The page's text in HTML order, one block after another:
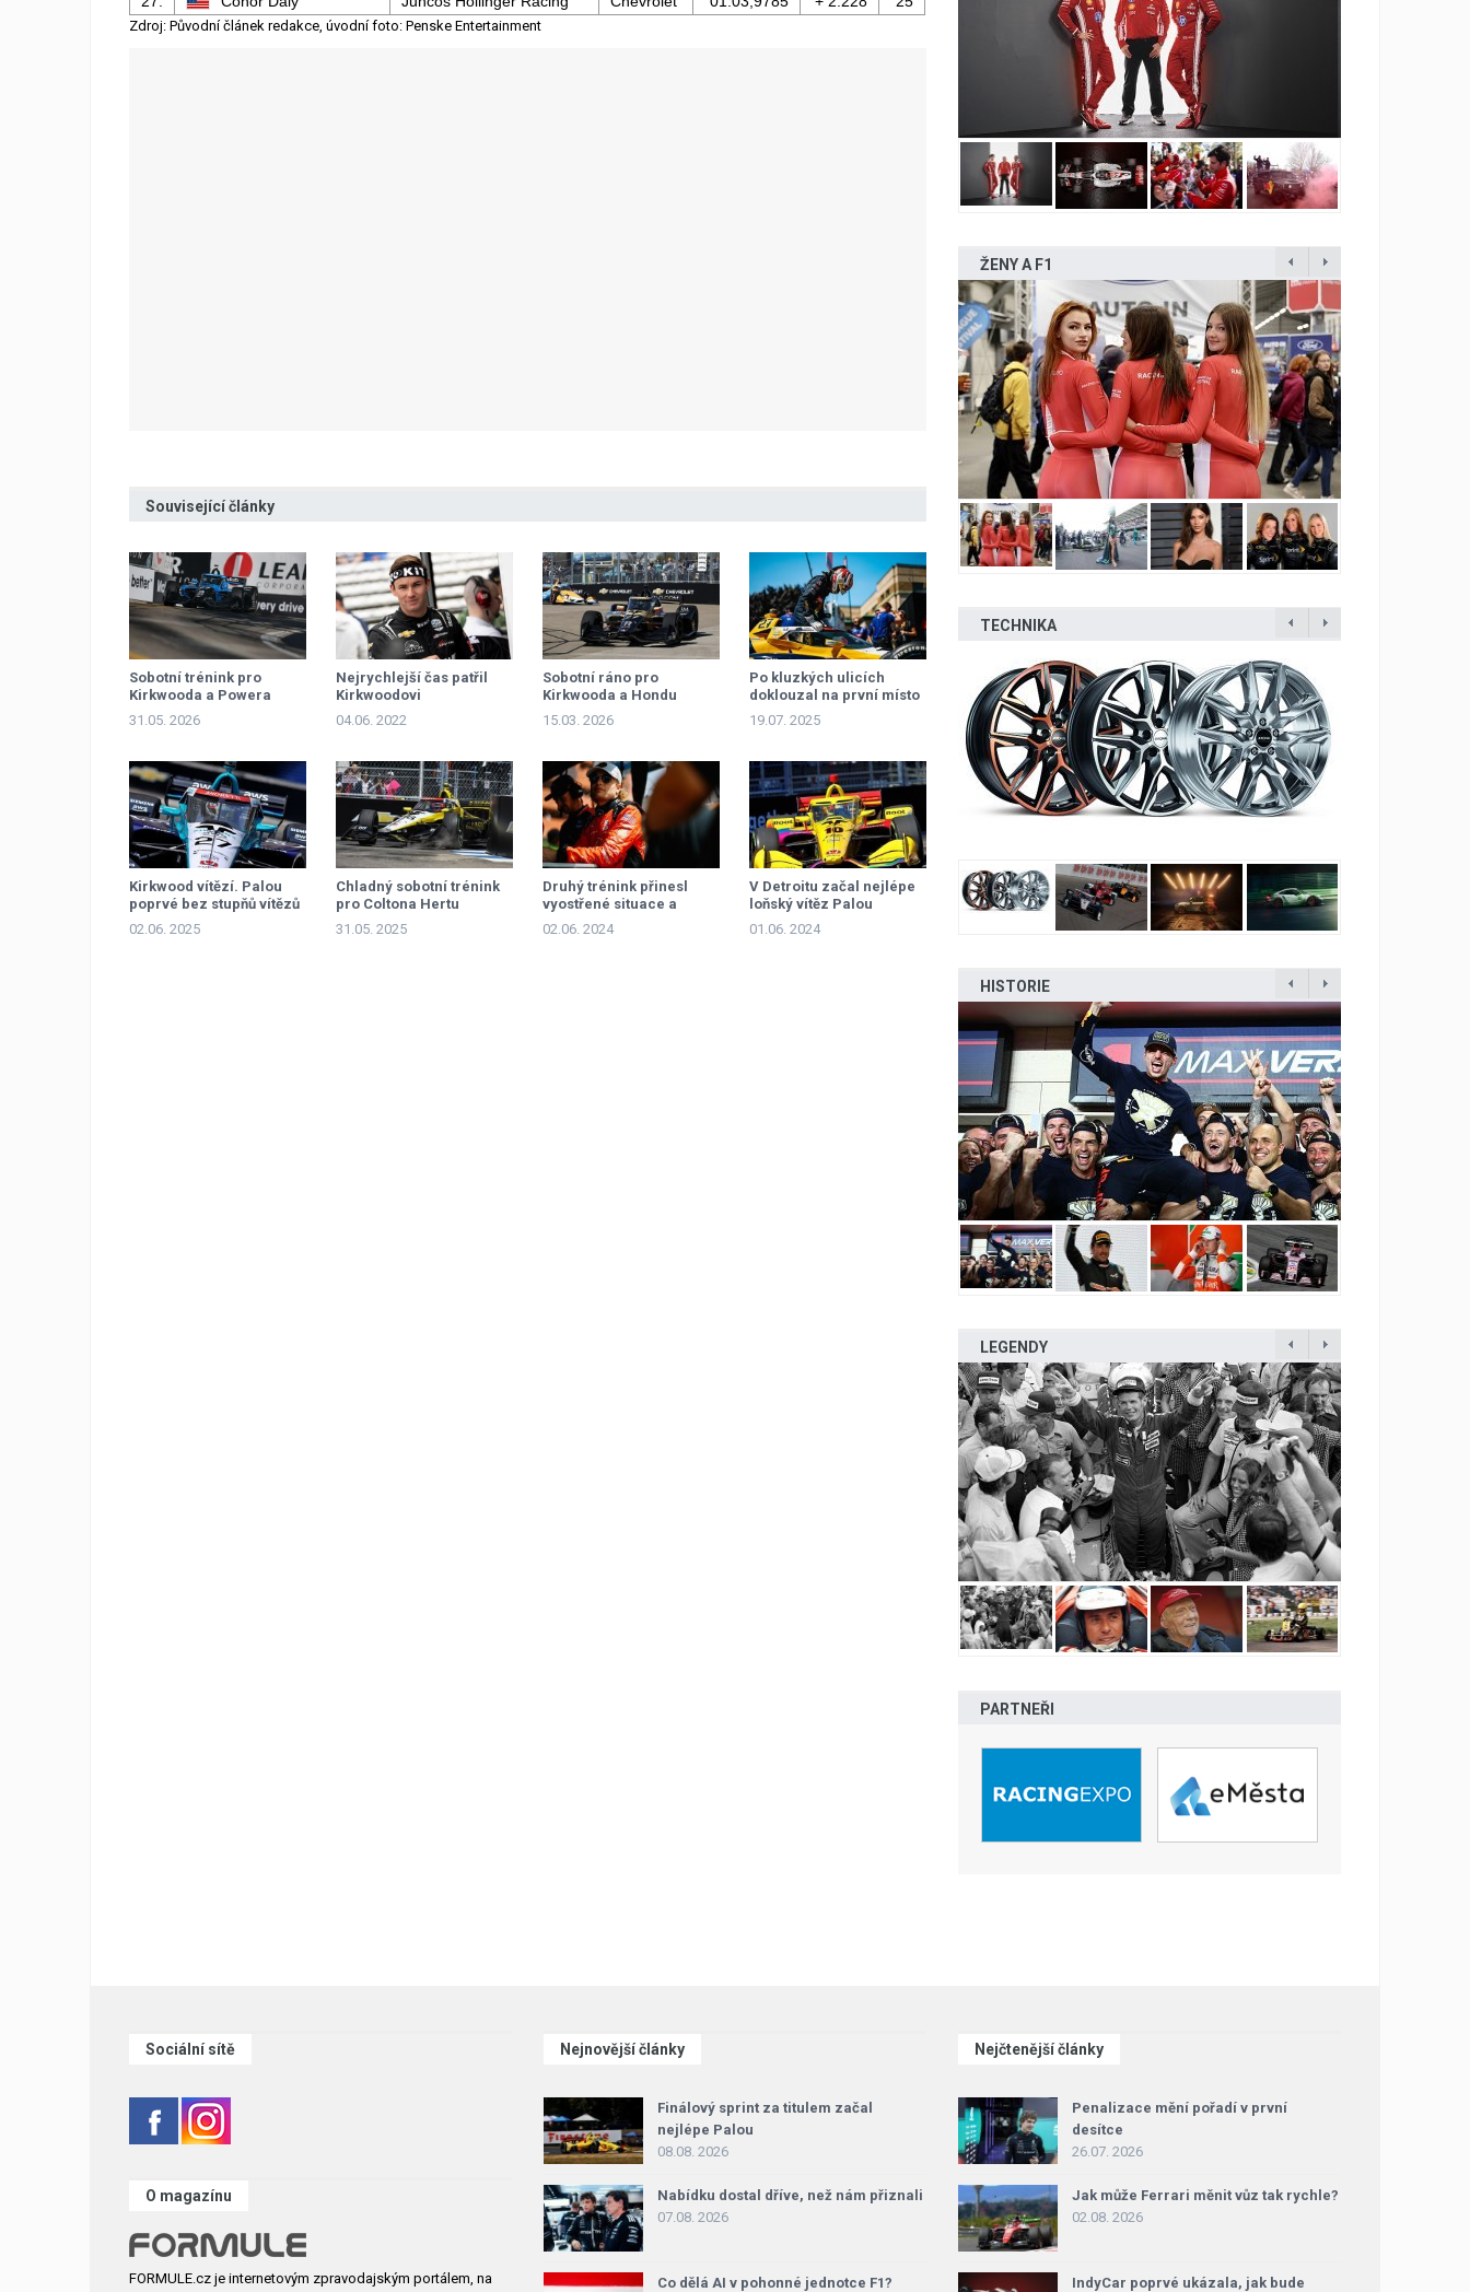
Zdroj: Původní článek redakce, úvodní foto: Penske Entertainment
Související články
Sobotní trénink pro
Kirkwooda a Powera
31.05. 2026
Nejrychlejší čas patřil
Kirkwoodovi
04.06. 2022
Sobotní ráno pro
Kirkwooda a Hondu
15.03. 2026
Po kluzkých ulicích
doklouzal na první místo
Kirkwood
19.07. 2025
Kirkwood vítězí. Palou
poprvé bez stupňů vítězů
02.06. 2025
Chladný sobotní trénink
pro Coltona Hertu
31.05. 2025
Druhý trénink přinesl
vyostřené situace a
nadávky
02.06. 2024
V Detroitu začal nejlépe
loňský vítěz Palou
01.06. 2024
ŽENY A F1
TECHNIKA
HISTORIE
LEGENDY
PARTNEŘI
Sociální sítě
O magazínu
FORMULE.cz je internetovým zpravodajským portálem, na
Nejnovější články
Finálový sprint za titulem začal
nejlépe Palou
08.08. 2026
Nabídku dostal dříve, než nám přiznali
07.08. 2026
Co dělá AI v pohonné jednotce F1?
Nejčtenější články
Penalizace mění pořadí v první
desítce
26.07. 2026
Jak může Ferrari měnit vůz tak rychle?
02.08. 2026
IndyCar poprvé ukázala, jak bude